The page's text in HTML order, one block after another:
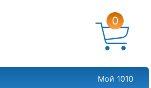
0
Мой 1010